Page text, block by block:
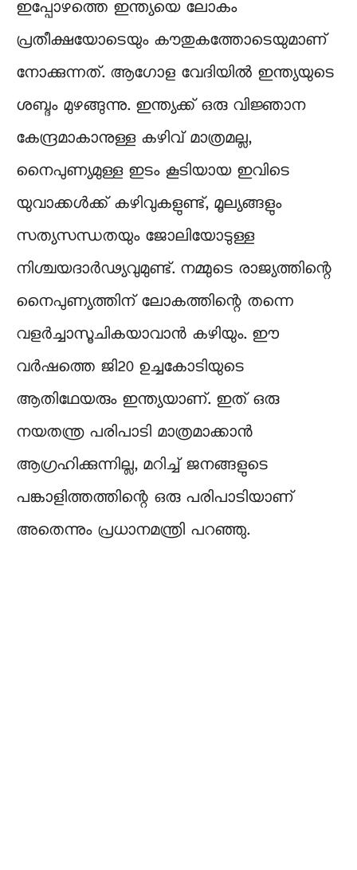
ഇപ്പോഴത്തെ ഇന്ത്യയെ ലോകം
പ്രതീക്ഷയോടെയും കൗതുകത്തോടെയുമാണ്
നോക്കുന്നത്. ആഗോള വേദിയിൽ ഇന്ത്യയുടെ
ശബ്ദം മുഴങ്ങുന്നു. ഇന്ത്യക്ക് ഒരു വിജ്ഞാന
കേന്ദ്രമാകാനുള്ള കഴിവ് മാത്രമല്ല,
നൈപുണ്യമുള്ള ഇടം കൂടിയായ ഇവിടെ
യുവാക്കൾക്ക് കഴിവുകളുണ്ട്, മൂല്യങ്ങളും
സത്യസന്ധതയും ജോലിയോടുള്ള
നിശ്ചയദാർഢ്യവുമുണ്ട്. നമ്മുടെ രാജ്യത്തിന്റെ
നൈപുണ്യത്തിന് ലോകത്തിന്റെ തന്നെ
വളർച്ചാസൂചികയാവാൻ കഴിയും. ഈ
വർഷത്തെ ജി20 ഉച്ചകോടിയുടെ
ആതിഥേയരും ഇന്ത്യയാണ്. ഇത് ഒരു
നയതന്ത്ര പരിപാടി മാത്രമാക്കാൻ
ആഗ്രഹിക്കുന്നില്ല, മറിച്ച് ജനങ്ങളുടെ
പങ്കാളിത്തത്തിന്റെ ഒരു പരിപാടിയാണ്
അതെന്നും പ്രധാനമന്ത്രി പറഞ്ഞു.